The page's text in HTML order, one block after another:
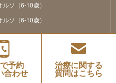
ソ（6-10歳）
ソ（6-10歳）
ク
も潜在的なリスク・副作用があるこ
けではありません。
予約
合わせ
治療に関する
質問はこちら